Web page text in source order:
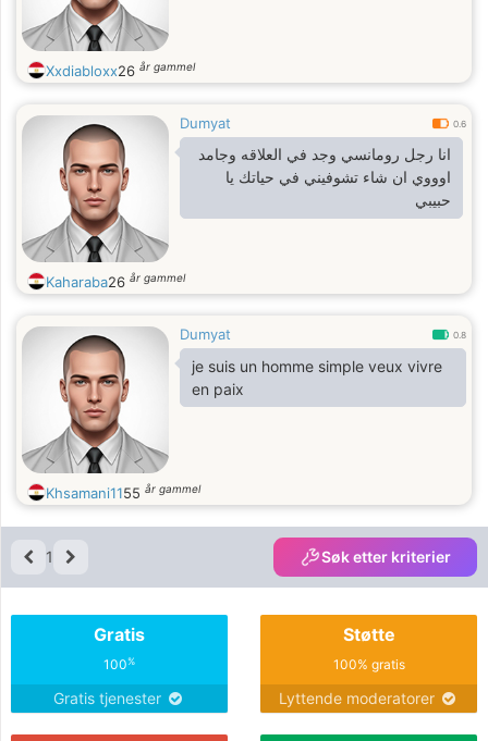
Xxdiabloxx26 år gammel
Dumyat 0.6
انا رجل رومانسي وجد في العلاقه وجامد
اوووي ان شاء تشوفيني في حياتك يا
حبيبي
Kaharaba26 år gammel
Dumyat 0.8
je suis un homme simple veux vivre
en paix
Khsamani1155 år gammel
1 Søk etter kriterier
Gratis
100%
Gratis tjenester
Støtte
100% gratis
Lyttende moderatorer